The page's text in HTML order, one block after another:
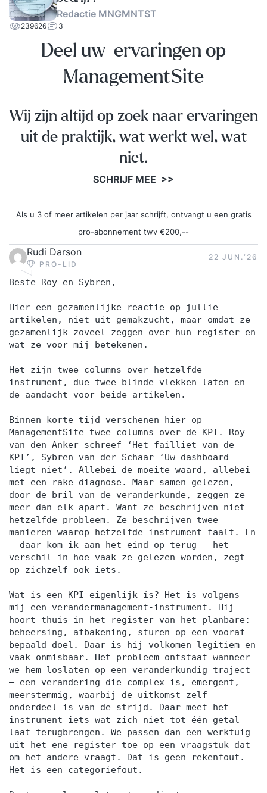
Redactie MNGMNTST
239626 3
Deel uw ervaringen op
ManagementSite
Wij zijn altijd op zoek naar ervaringen
uit de praktijk, wat werkt wel, wat
niet.
SCHRIJF MEE >>
Als u 3 of meer artikelen per jaar schrijft, ontvangt u een gratis
pro-abonnement twv €200,--
Rudi Darson
PRO-LID
22 JUN.‘26
Beste Roy en Sybren,
Hier een gezamenlijke reactie op jullie
artikelen, niet uit gemakzucht, maar omdat ze
gezamenlijk zoveel zeggen over hun register en
wat ze voor mij betekenen.
Het zijn twee columns over hetzelfde
instrument, due twee blinde vlekken laten en
de aandacht voor beide artikelen.
Binnen korte tijd verschenen hier op
ManagementSite twee columns over de KPI. Roy
van den Anker schreef ‘Het failliet van de
KPI’, Sybren van der Schaar ‘Uw dashboard
liegt niet’. Allebei de moeite waard, allebei
met een rake diagnose. Maar samen gelezen,
door de bril van de veranderkunde, zeggen ze
meer dan elk apart. Want ze beschrijven niet
hetzelfde probleem. Ze beschrijven twee
manieren waarop hetzelfde instrument faalt. En
— daar kom ik aan het eind op terug — het
verschil in hoe vaak ze gelezen worden, zegt
op zichzelf ook iets.
Wat is een KPI eigenlijk ís? Het is volgens
mij een verandermanagement-instrument. Hij
hoort thuis in het register van het planbare:
beheersing, afbakening, sturen op een vooraf
bepaald doel. Daar is hij volkomen legitiem en
vaak onmisbaar. Het probleem ontstaat wanneer
we hem loslaten op een veranderkundig traject
— een verandering die complex is, emergent,
meerstemmig, waarbij de uitkomst zelf
onderdeel is van de strijd. Daar meet het
instrument iets wat zich niet tot één getal
laat terugbrengen. We passen dan een werktuig
uit het ene register toe op een vraagstuk dat
om het andere vraagt. Dat is geen rekenfout.
Het is een categoriefout.